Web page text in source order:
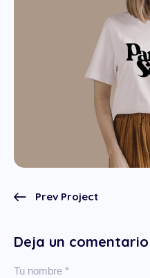
Prev Project
Deja un comentario